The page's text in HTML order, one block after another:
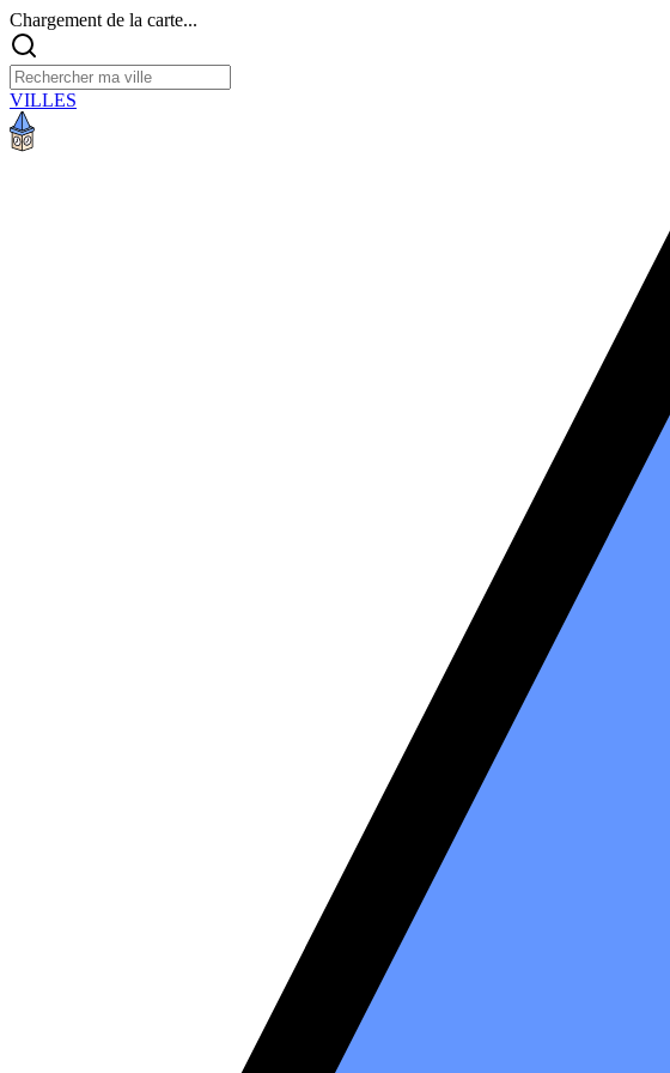
Chargement de la carte...
VILLES